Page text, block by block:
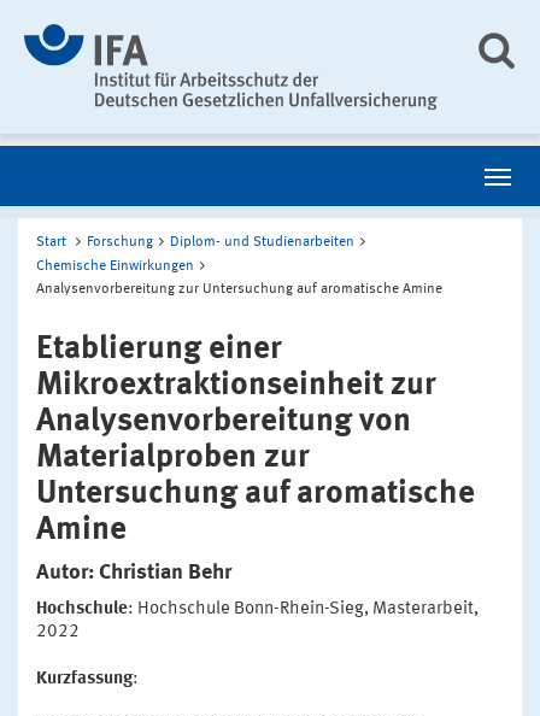
Start Forschung
Diplom- und Studienarbeiten
Chemische Einwirkungen
Analysenvorbereitung zur Untersuchung auf aromatische Amine
Etablierung einer
Mikroextraktionseinheit zur
Analysenvorbereitung von
Materialproben zur
Untersuchung auf aromatische
Amine
Autor: Christian Behr
Hochschule: Hochschule Bonn-Rhein-Sieg, Masterarbeit,
2022
Kurzfassung: